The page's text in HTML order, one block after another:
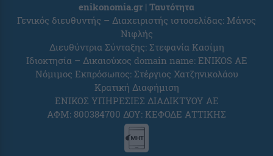
enikonomia.gr | Ταυτότητα
Γενικός διευθυντής – Διαχειριστής ιστοσελίδας: Μάνος
Νιφλής
Διευθύντρια Σύνταξης: Στεφανία Κασίμη
Ιδιοκτησία – Δικαιούχος domain name: ENIKOS AE
Νόμιμος Εκπρόσωπος: Στέργιος Χατζηνικολάου
Κρατική Διαφήμιση
ΕΝΙΚΟΣ ΥΠΗΡΕΣΙΕΣ ΔΙΑΔΙΚΤΥΟΥ ΑΕ
ΑΦΜ: 800384700 ΔΟΥ: ΚΕΦΟΔΕ ΑΤΤΙΚΗΣ